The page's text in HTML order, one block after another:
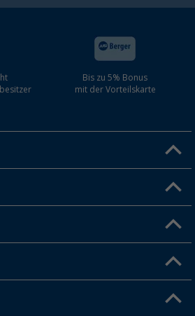
Bis zu 5% Bonus
mit der Vorteilskarte